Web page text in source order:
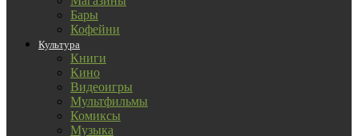
Бары
Кофейни
Культура
Книги
Кино
Видеоигры
Мультфильмы
Комиксы
Музыка